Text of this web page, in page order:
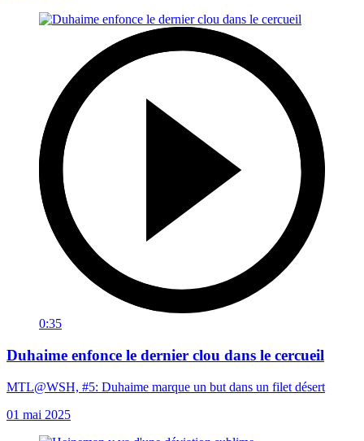
0:35
Duhaime enfonce le dernier clou dans le cercueil
MTL@WSH, #5: Duhaime marque un but dans un filet désert
01 mai 2025